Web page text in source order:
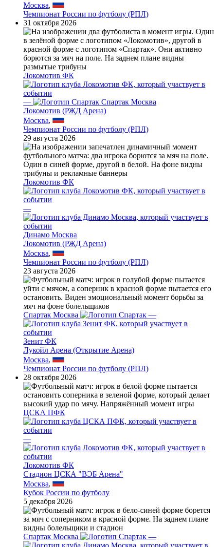
Москва,
Чемпионат России по футболу (РПЛ)
31 октября 2026
Локомотив ФК
—
Спартак Москва
Локомотив (РЖД Арена)
Москва,
Чемпионат России по футболу (РПЛ)
29 августа 2026
Локомотив ФК
—
Динамо Москва
Локомотив (РЖД Арена)
Москва,
Чемпионат России по футболу (РПЛ)
23 августа 2026
Спартак Москва —
Зенит ФК
Лукойл Арена (Открытие Арена)
Москва,
Чемпионат России по футболу (РПЛ)
28 октября 2026
ЦСКА ПФК
—
Локомотив ФК
Стадион ЦСКА "ВЭБ Арена"
Москва,
Кубок России по футболу
5 декабря 2026
Спартак Москва —